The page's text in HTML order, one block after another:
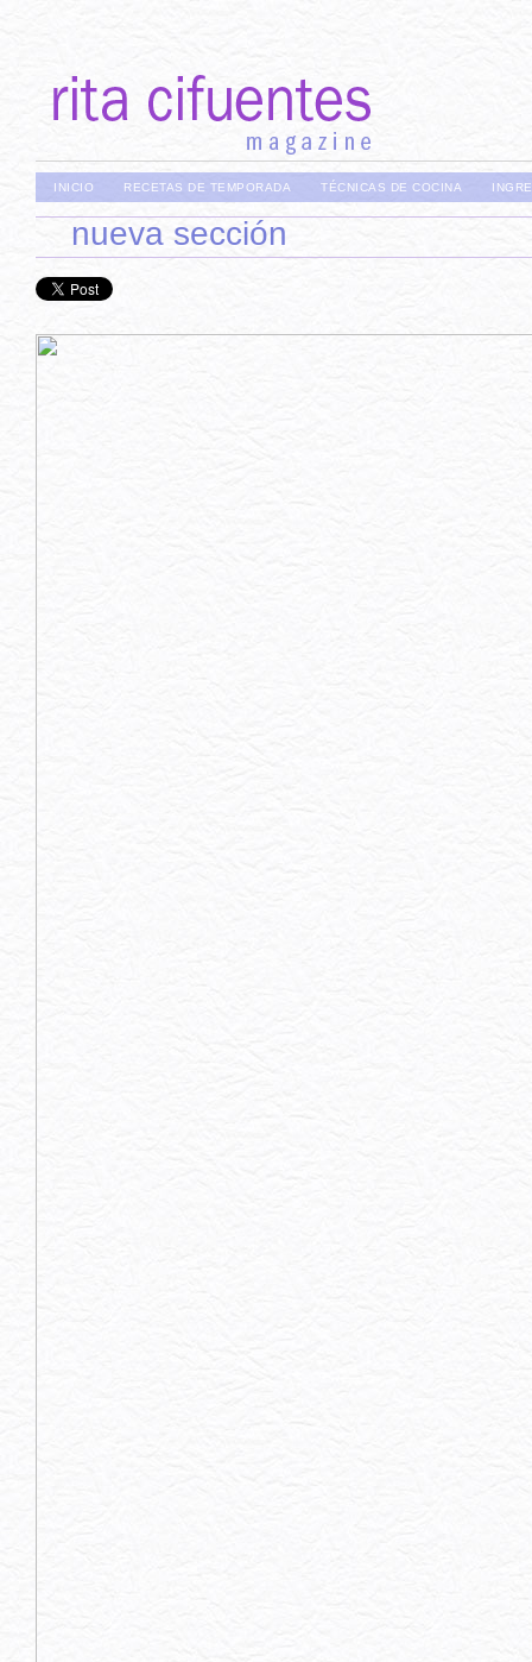
INICIO RECETAS DE TEMPORADA TÉCNICAS DE COCINA
nueva sección